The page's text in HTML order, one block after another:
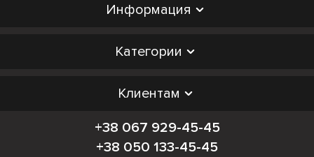
Информация
Категории
Клиентам
+38 067 929-45-45
+38 050 133-45-45